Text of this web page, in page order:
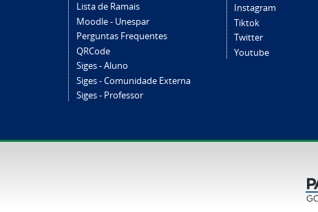
Lista de Ramais
Moodle - Unespar
Perguntas Frequentes
QRCode
Siges - Aluno
Siges - Comunidade Externa
Siges - Professor
Instagram
Tiktok
Twitter
Youtube